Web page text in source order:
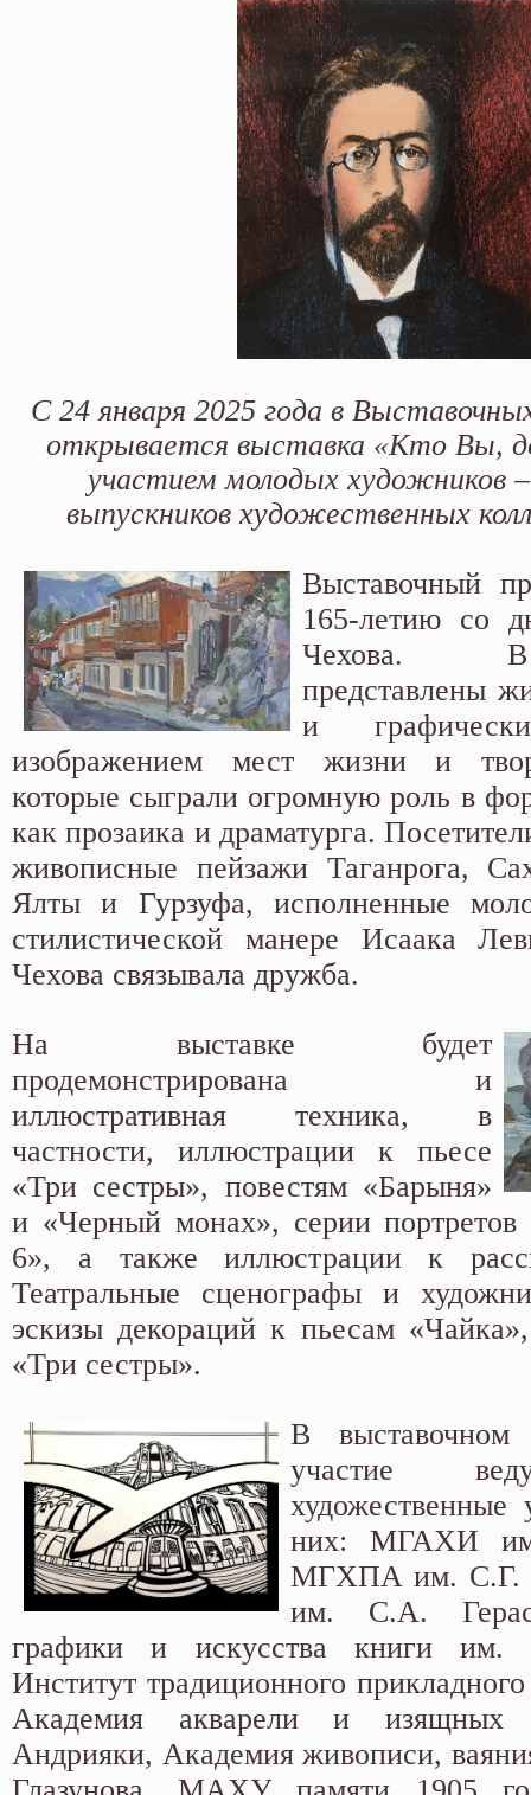
С 24 января 2025 года в
открывается выставка «Кто Вы,
участием молодых художников
выпускников художественных
Выставочный
165-летию со
Чехова. В
представлены
и
изображением мест жизни и
которые сыграли огромную роль в
как прозаика и драматурга.
живописные пейзажи Таганрога,
Ялты и Гурзуфа, исполненные
стилистической манере Исаака
Чехова связывала дружба.
На выставке будет
продемонстрирована и
иллюстративная техника, в
частности, иллюстрации к пьесе
«Три сестры», повестям «Барыня»
и «Черный монах», серии
6», а также иллюстрации к
Театральные сценографы и
эскизы декораций к пьесам
«Три сестры».
В выставочном
участие
художественные
них: МГАХИ
МГХПА им. С.Г.
им. С.А.
графики и искусства книги им.
Институт традиционного
Академия акварели и изящных
Андрияки, Академия живописи,